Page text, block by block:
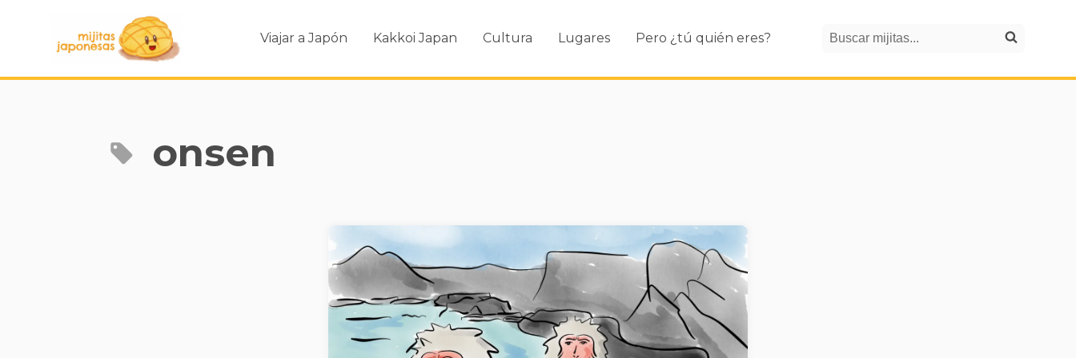
Viajar a Japón Kakkoi Japan Cultura Lugares Pero ¿tú quién eres?
Buscar mijitas
Search
onsen